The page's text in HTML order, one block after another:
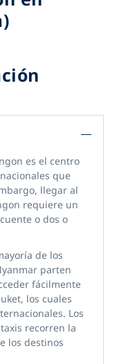
es el centro
que
llegar al
requiere un
o dos o
de los
parten
fácilmente
los cuales
Los
recorren la
los destinos